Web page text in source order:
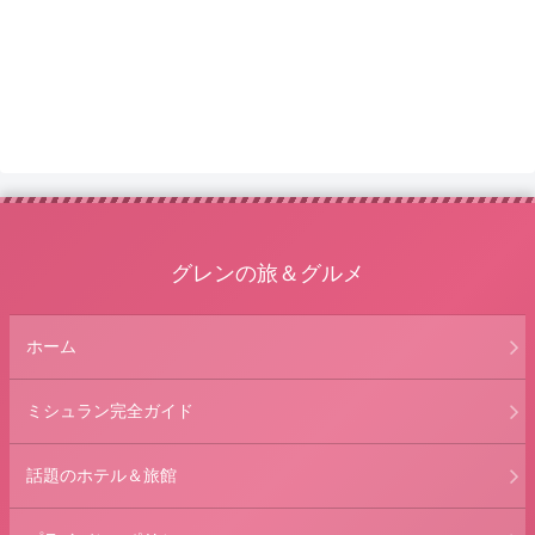
グレンの旅＆グルメ
ホーム
ミシュラン完全ガイド
話題のホテル＆旅館